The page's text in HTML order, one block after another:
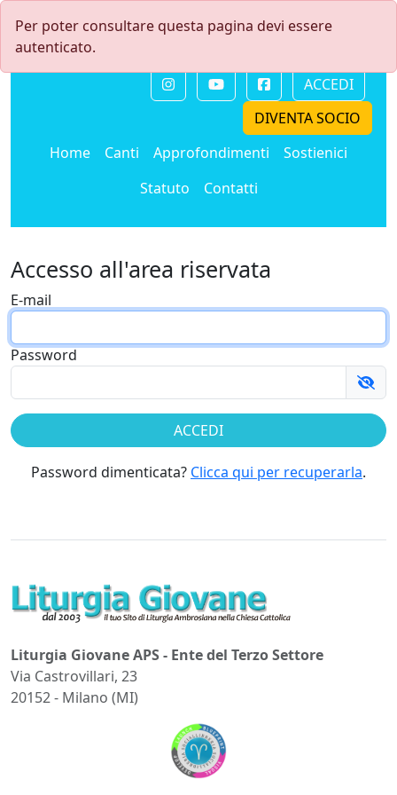
Per poter consultare questa pagina devi essere
autenticato.
ACCEDI
DIVENTA SOCIO
Home
Canti Approfondimenti
Sostienici
Statuto
Contatti
Accesso all'area riservata
E-mail
Password
Password dimenticata? Clicca qui per recuperarla.
Liturgia Giovane APS - Ente del Terzo Settore
Via Castrovillari, 23
20152 - Milano (MI)